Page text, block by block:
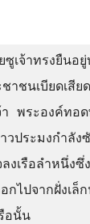
เจ้าทรงยืนอยู่
ชนเบียดเสีย
า พระองค์ทอด
ประมงกำลัง
ลงเรือลำหนึ่ง
อกไปจากฝั่งเ
อนั้น